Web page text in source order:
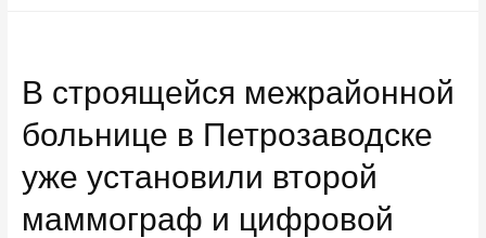
«Русский
реактор»
(12+)
В строящейся межрайонной
больнице в Петрозаводске
уже установили второй
маммограф и цифровой